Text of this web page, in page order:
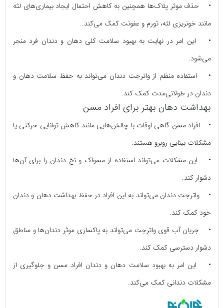
• حذف موثر پلاک‌ها همچنین به کاهش احتمال ایجاد بیماری‌های لثه
مانند خونریزی لثه، تورم و عفونت کمک می‌کند.
• این امر در نهایت به بهبود سلامت کلی دهان و دندان فرد منجر
می‌شود.
• استفاده منظم از واترجت دندان می‌تواند به حفظ سلامت دهان و
دندان در طولانی‌مدت کمک کند.
بهداشت دهان بهتر برای افراد مسن
• افراد مسن گاهی اوقات با چالش‌هایی مانند کاهش توانایی حرکتی یا
مشکلات بینایی روبرو هستند.
• این مشکلات می‌تواند استفاده از مسواک و نخ دندان را برای آن‌ها
دشوار کند.
• واترجت دندان می‌تواند به این افراد در حفظ بهداشت دهان و دندان
خود کمک کند.
• جریان آب قوی واترجت می‌تواند به پاکسازی موثر دندان‌ها و مناطق
دشوار دسترسی کمک کند.
• این امر به بهبود سلامت دهان و دندان افراد مسن و جلوگیری از
مشکلات دندانی کمک می‌کند.